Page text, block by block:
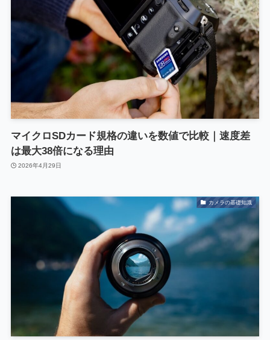
マイクロSDカード規格の違いを数値で比較｜速度差
は最大38倍になる理由
2026年4月29日
カメラの基礎知識